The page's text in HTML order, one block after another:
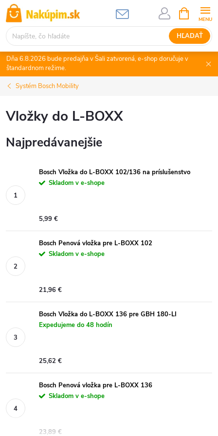
Prejsť
na
obsah
HĽADAŤ
KOŠÍK
Dňa 6.8.2026 bude predajňa v Šali zatvorená, e-shop doručuje v
štandardnom režime.
Systém Bosch Mobility
Vložky do L-BOXX
Najpredávanejšie
Bosch Vložka do L-BOXX 102/136 na príslušenstvo
Skladom v e-shope
5,99 €
Bosch Penová vložka pre L-BOXX 102
Skladom v e-shope
21,96 €
Bosch Vložka do L-BOXX 136 pre GBH 180-LI
Expedujeme do 48 hodín
25,62 €
Bosch Penová vložka pre L-BOXX 136
Skladom v e-shope
23,89 €